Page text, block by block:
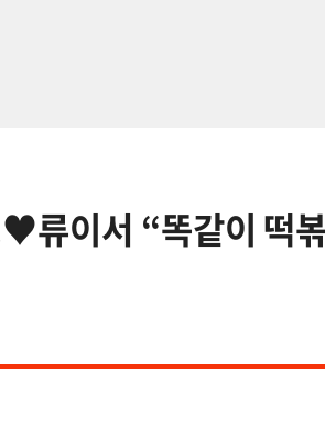
류이서 “똑같이 떡